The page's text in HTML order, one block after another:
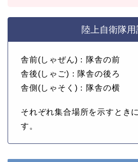
陸上自衛隊用
舎前(しゃぜん)：隊舎の前
舎後(しゃご)：隊舎の後ろ
舎側(しゃそく)：隊舎の横
それぞれ集合場所を示すとき
す。